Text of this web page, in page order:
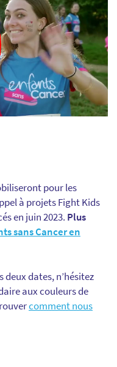
pour les
à projets Fight Kids
en juin 2023. Plus
sans Cancer en
deux dates, n’hésitez
aux couleurs de
comment nous